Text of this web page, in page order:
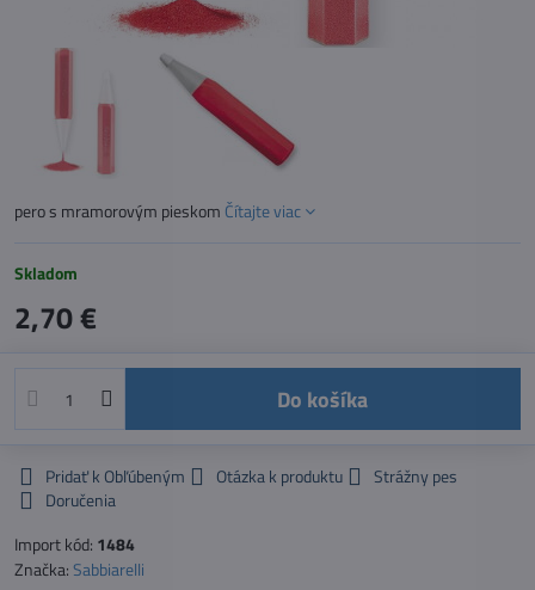
pero s mramorovým pieskom Čítajte viac
Skladom
2,70 €
Do košíka
Pridať k Obľúbeným Otázka k produktu
Strážny pes
Doručenia
Import kód: 1484
Značka:Sabbiarelli